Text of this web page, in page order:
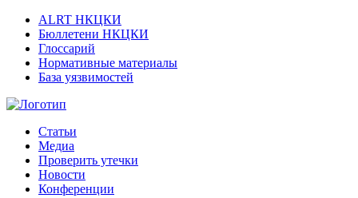
ALRT НКЦКИ
Бюллетени НКЦКИ
Глоссарий
Нормативные материалы
База уязвимостей
Статьи
Медиа
Проверить утечки
Новости
Конференции